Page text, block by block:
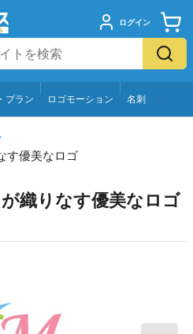
ログイン
プラン ロゴモーション 名刺
す優美なロゴ
織りなす優美なロゴ